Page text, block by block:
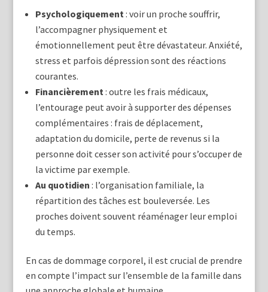
Psychologiquement: voir un proche souffrir,
l’accompagner physiquement et
émotionnellement peut être dévastateur. Anxiété,
stress et parfois dépression sont des réactions
courantes.
Financièrement: outre les frais médicaux,
l’entourage peut avoir à supporter des dépenses
complémentaires : frais de déplacement,
adaptation du domicile, perte de revenus si la
personne doit cesser son activité pour s’occuper de
la victime par exemple.
Au quotidien : l’organisation familiale, la
répartition des tâches est bouleversée. Les
proches doivent souvent réaménager leur emploi
du temps.
En cas de dommage corporel, il est crucial de prendre
en compte l’impact sur l’ensemble de la famille dans